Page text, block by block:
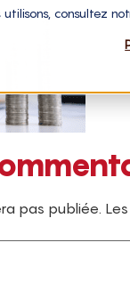
consultez
pas publiée.